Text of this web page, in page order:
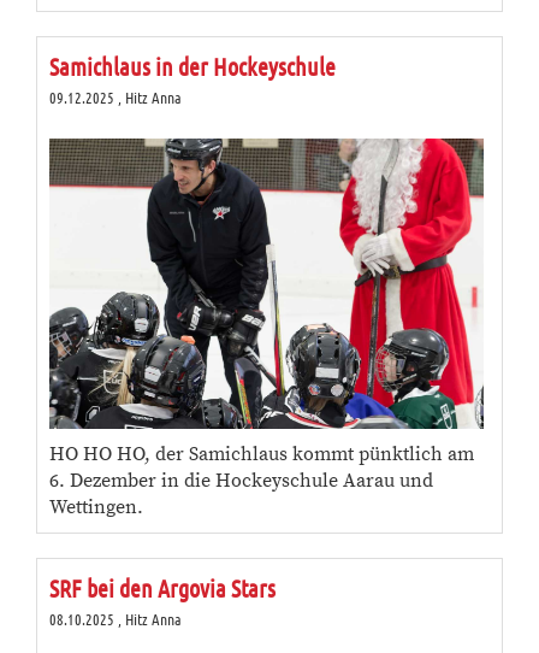
Samichlaus in der Hockeyschule
09.12.2025 , Hitz Anna
HO HO HO, der Samichlaus kommt pünktlich am
6. Dezember in die Hockeyschule Aarau und
Wettingen.
SRF bei den Argovia Stars
08.10.2025 , Hitz Anna